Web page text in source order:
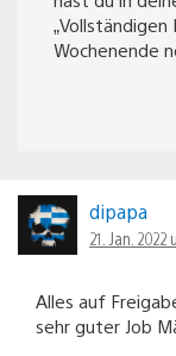
Wochenende
dipapa
21. Jan. 2022
Alles auf
sehr guter Job